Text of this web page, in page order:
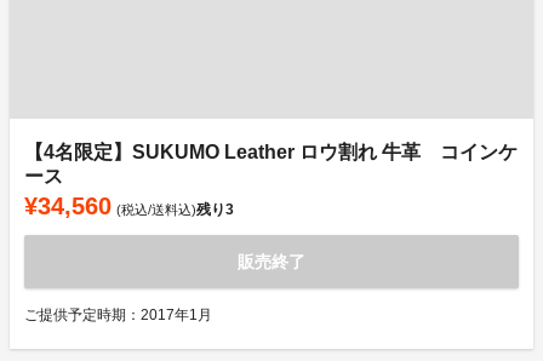
【4名限定】SUKUMO Leather ロウ割れ 牛革 コインケ
ース
¥34,560 (税込/送料込)残り3
販売終了
ご提供予定時期：2017年1月